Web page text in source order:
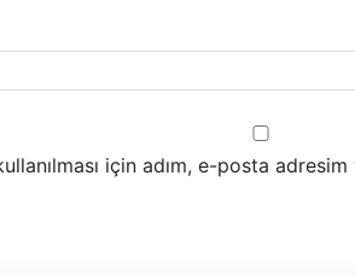
için adım, e-posta